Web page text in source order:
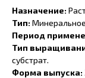
Назначение:
Тип:
Период
Тип
субстрат.
Форма выпуска: